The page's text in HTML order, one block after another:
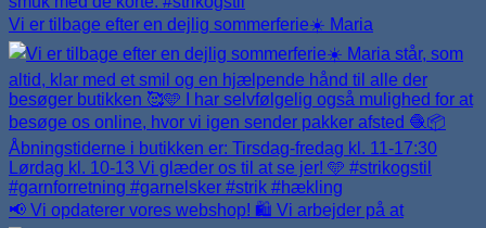
Vi er tilbage efter en dejlig sommerferie☀️ Maria
📢 Vi opdaterer vores webshop! 🛍️ Vi arbejder på at